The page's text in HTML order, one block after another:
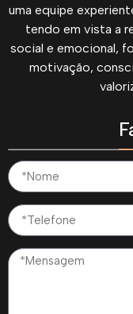
uma equipe
tendo em vista a
social e emocional,
motivação,